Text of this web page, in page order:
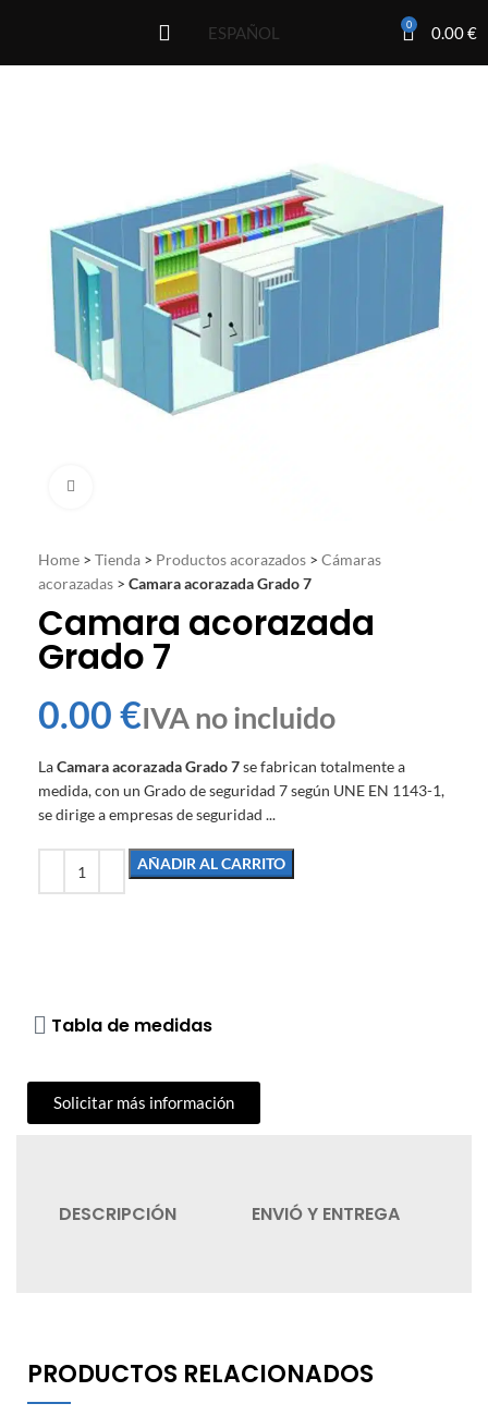
ESPAÑOL 0 0.00€
Home > Tienda > Productos acorazados > Cámaras
acorazadas > Camara acorazada Grado 7
Camara acorazada
Grado 7
€
LaCamara acorazada Grado 7se fabrican totalmente a
medida, con un Grado de seguridad 7 según UNE EN 1143-1,
se dirige a empresas de seguridad ...
AÑADIR AL CARRITO
Tabla de medidas
Solicitar más información
DESCRIPCIÓN ENVIÓ Y ENTREGA
PRODUCTOS RELACIONADOS